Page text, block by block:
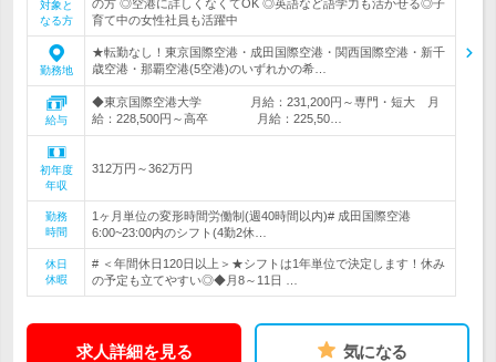
対象と
なる方
の方 ◎空港に詳しくなくてOK ◎英語など語学力も活かせる◎子
育て中の女性社員も活躍中
勤務地
★転勤なし！東京国際空港・成田国際空港・関西国際空港・新千
歳空港・那覇空港(5空港)のいずれかの希…
給与
◆東京国際空港大学 月給：231,200円～専門・短大 月
給：228,500円～高卒 月給：225,50…
初年度
年収
312万円～362万円
勤務
時間
1ヶ月単位の変形時間労働制(週40時間以内)# 成田国際空港
6:00~23:00内のシフト(4勤2休…
休日
休暇
# ＜年間休日120日以上＞★シフトは1年単位で決定します！休み
の予定も立てやすい◎◆月8～11日 …
求人詳細を見る 気になる